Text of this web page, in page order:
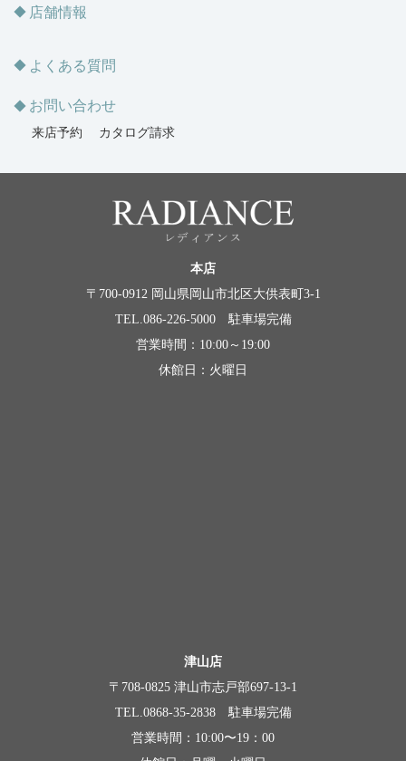
店舗情報
よくある質問
お問い合わせ
来店予約 カタログ請求
本店
〒700-0912 岡山県岡山市北区大供表町3-1
TEL.086-226-5000 駐車場完備
営業時間：10:00～19:00
休館日：火曜日
津山店
〒708-0825 津山市志戸部697-13-1
TEL.0868-35-2838 駐車場完備
営業時間：10:00〜19：00